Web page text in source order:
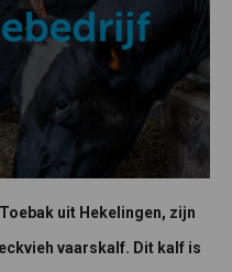
uit Hekelingen, zijn
vaarskalf. Dit kalf is